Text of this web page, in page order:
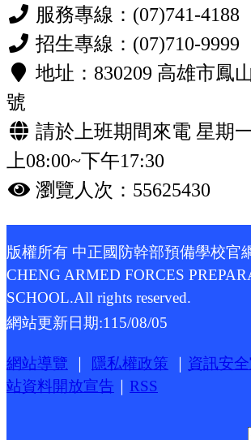
服務專線：(07)741-4188
招生專線：(07)710-9999
地址：830209 高雄市鳳
號
請於上班期間來電 星期
上08:00~下午17:30
瀏覽人次：55625430
版權所有 中正國防幹部預備學校官
CHENG ARMED FORCES
SCHOOL.All rights reserved.
網站更新日期:115/08/05
網站導覽 隱私權政策 資訊安
站資料開放宣告
RSS